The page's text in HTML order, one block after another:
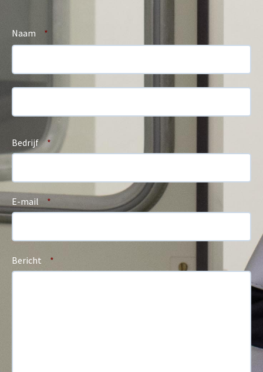
Naam *
Bedrijf *
E-mail *
Bericht *